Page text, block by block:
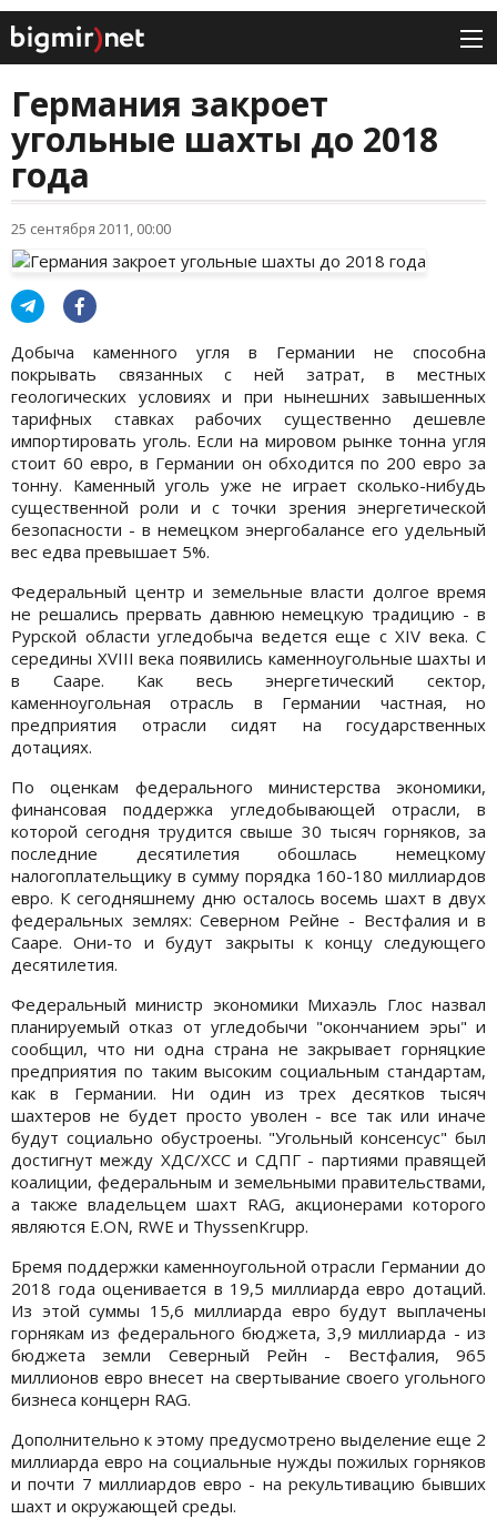
Германия закроет
угольные шахты до 2018
года
25 сентября 2011, 00:00
Добыча каменного угля в Германии не способна
покрывать связанных с ней затрат, в местных
геологических условиях и при нынешних завышенных
тарифных ставках рабочих существенно дешевле
импортировать уголь. Если на мировом рынке тонна угля
стоит 60 евро, в Германии он обходится по 200 евро за
тонну. Каменный уголь уже не играет сколько-нибудь
существенной роли и с точки зрения энергетической
безопасности - в немецком энергобалансе его удельный
вес едва превышает 5%.
Федеральный центр и земельные власти долгое время
не решались прервать давнюю немецкую традицию - в
Рурской области угледобыча ведется еще с XIV века. С
середины XVIII века появились каменноугольные шахты и
в Сааре. Как весь энергетический сектор,
каменноугольная отрасль в Германии частная, но
предприятия отрасли сидят на государственных
дотациях.
По оценкам федерального министерства экономики,
финансовая поддержка угледобывающей отрасли, в
которой сегодня трудится свыше 30 тысяч горняков, за
последние десятилетия обошлась немецкому
налогоплательщику в сумму порядка 160-180 миллиардов
евро. К сегодняшнему дню осталось восемь шахт в двух
федеральных землях: Северном Рейне - Вестфалия и в
Сааре. Они-то и будут закрыты к концу следующего
десятилетия.
Федеральный министр экономики Михаэль Глос назвал
планируемый отказ от угледобычи "окончанием эры" и
сообщил, что ни одна страна не закрывает горняцкие
предприятия по таким высоким социальным стандартам,
как в Германии. Ни один из трех десятков тысяч
шахтеров не будет просто уволен - все так или иначе
будут социально обустроены. "Угольный консенсус" был
достигнут между ХДС/ХСС и СДПГ - партиями правящей
коалиции, федеральным и земельными правительствами,
а также владельцем шахт RAG, акционерами которого
являются E.ON, RWE и ThyssenKrupp.
Бремя поддержки каменноугольной отрасли Германии до
2018 года оценивается в 19,5 миллиарда евро дотаций.
Из этой суммы 15,6 миллиарда евро будут выплачены
горнякам из федерального бюджета, 3,9 миллиарда - из
бюджета земли Северный Рейн - Вестфалия, 965
миллионов евро внесет на свертывание своего угольного
бизнеса концерн RAG.
Дополнительно к этому предусмотрено выделение еще 2
миллиарда евро на социальные нужды пожилых горняков
и почти 7 миллиардов евро - на рекультивацию бывших
шахт и окружающей среды.